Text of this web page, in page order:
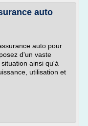
auto
auto pour
d'un vaste
ainsi qu'à
utilisation et